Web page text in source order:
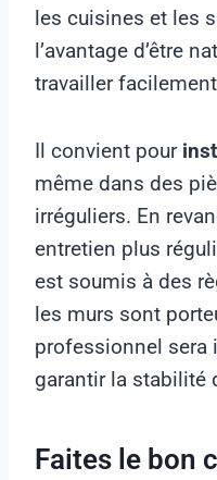
les cuisines et les
l’avantage d’être
travailler
Il convient pour
même dans des
irréguliers. En
entretien plus
est soumis à des
les murs sont
professionnel sera
garantir la stabilité
Faites le bon